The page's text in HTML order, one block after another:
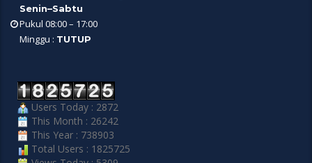
Senin–Sabtu
Pukul 08:00 – 17:00
Minggu : TUTUP
Users Today : 2872
This Month : 26242
This Year : 738903
Total Users : 1825725